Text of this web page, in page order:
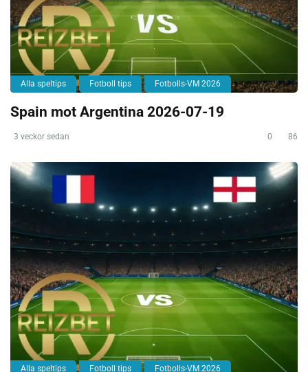
Alla speltips Fotboll tips Fotbolls-VM 2026
Spain mot Argentina 2026-07-19
3 veckor sedan 0 86
Alla speltips Fotboll tips Fotbolls-VM 2026